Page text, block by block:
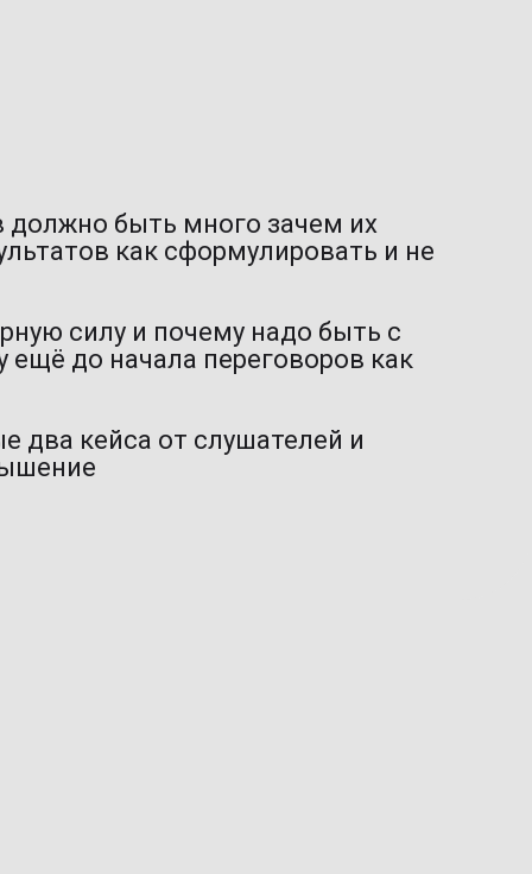
должно быть много зачем их
как сформулировать и не
силу и почему надо быть с
ещё до начала переговоров как
два кейса от слушателей и